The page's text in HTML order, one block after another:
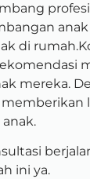
di rumah.
mereka.
ini ya.